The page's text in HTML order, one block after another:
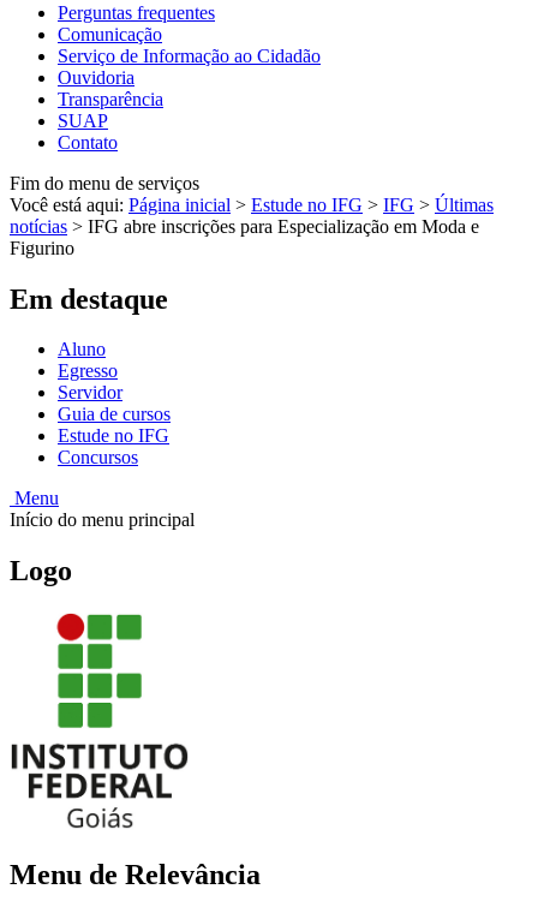
Perguntas frequentes
Comunicação
Serviço de Informação ao Cidadão
Ouvidoria
Transparência
SUAP
Contato
Fim do menu de serviços
Você está aqui: Página inicial > Estude no IFG > IFG > Últimas
notícias > IFG abre inscrições para Especialização em Moda e
Figurino
Em destaque
Aluno
Egresso
Servidor
Guia de cursos
Estude no IFG
Concursos
Menu
Início do menu principal
Logo
Menu de Relevância